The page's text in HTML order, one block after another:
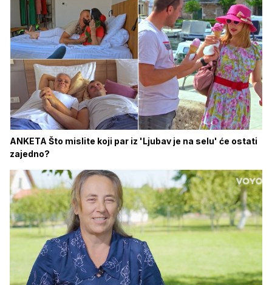
ANKETA Što mislite koji par iz 'Ljubav je na selu' će ostati
zajedno?